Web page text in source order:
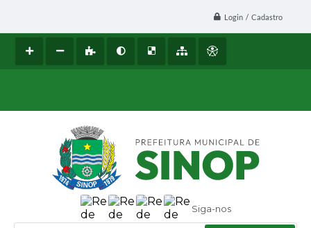
Login / Cadastro
Siga-nos